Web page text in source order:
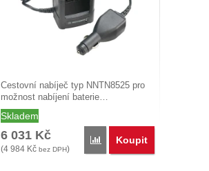
Cestovní nabíječ typ NNTN8525 pro
možnost nabíjení baterie…
Skladem
6 031 Kč
(4 984 Kč bez DPH)
Porovnat
Koupit